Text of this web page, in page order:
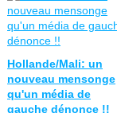
Hollande/Mali: un
nouveau mensonge
qu'un média de
gauche dénonce !!